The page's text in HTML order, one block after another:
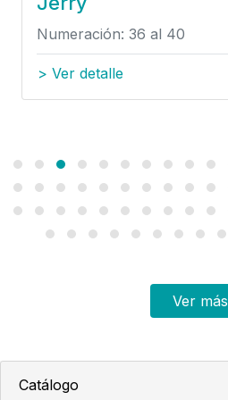
Numeración: 36 al 40
> Ver detalle
Ver más
Catálogo